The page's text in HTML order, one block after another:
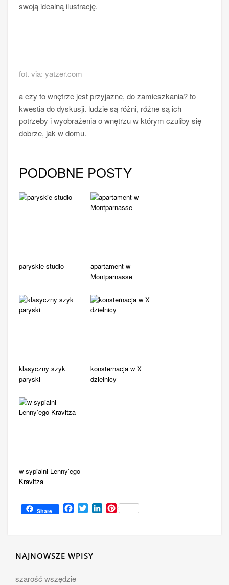
swoją idealną ilustrację.
fot. via: yatzer.com
a czy to wnętrze jest przyjazne, do zamieszkania? to
kwestia do dyskusji. ludzie są różni, różne są ich
potrzeby i wyobrażenia o wnętrzu w którym czuliby się
dobrze, jak w domu.
PODOBNE POSTY
paryskie studio
apartament w
Montparnasse
klasyczny szyk
paryski
konsternacja w X
dzielnicy
w sypialni Lenny’ego
Kravitza
Share Facebook
TwitterLinkedInPinterest
NAJNOWSZE WPISY
szarość wszędzie